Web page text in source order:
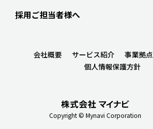
採用ご担当者様へ
Copyright © Mynavi Corporation
会社概要 サービス紹介 事業拠点
個人情報保護方針